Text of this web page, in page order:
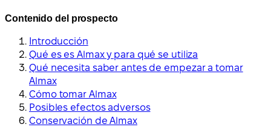
Contenido del prospecto
Introducción
Qué es es Almax y para qué se utiliza
Qué necesita saber antes de empezar a tomar
Almax
Cómo tomar Almax
Posibles efectos adversos
Conservación de Almax